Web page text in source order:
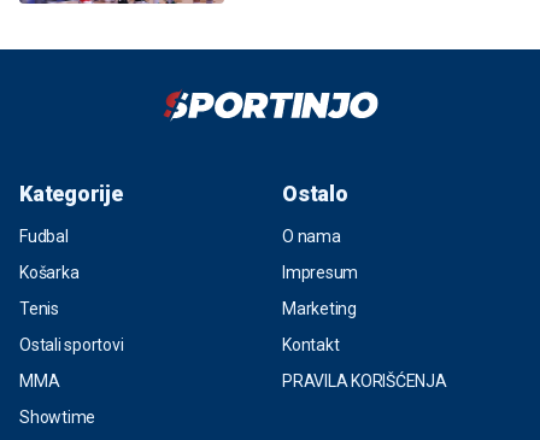
Kategorije
Fudbal
Košarka
Tenis
Ostali sportovi
MMA
Showtime
Ostalo
O nama
Impresum
Marketing
Kontakt
PRAVILA KORIŠĆENJA